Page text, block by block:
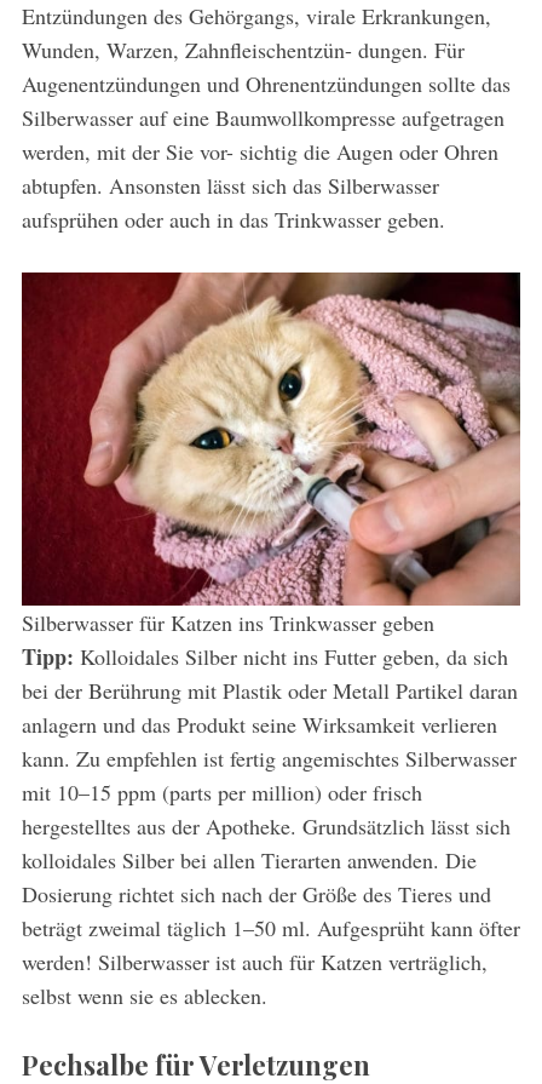
Entzündungen des Gehörgangs, virale Erkrankungen,
Wunden, Warzen, Zahnfleischentzün- dungen. Für
Augenentzündungen und Ohrenentzündungen sollte das
Silberwasser auf eine Baumwollkompresse aufgetragen
werden, mit der Sie vor- sichtig die Augen oder Ohren
abtupfen. Ansonsten lässt sich das Silberwasser
aufsprühen oder auch in das Trinkwasser geben.
Silberwasser für Katzen ins Trinkwasser geben
Tipp: Kolloidales Silber nicht ins Futter geben, da sich
bei der Berührung mit Plastik oder Metall Partikel daran
anlagern und das Produkt seine Wirksamkeit verlieren
kann. Zu empfehlen ist fertig angemischtes Silberwasser
mit 10–15 ppm (parts per million) oder frisch
hergestelltes aus der Apotheke. Grundsätzlich lässt sich
kolloidales Silber bei allen Tierarten anwenden. Die
Dosierung richtet sich nach der Größe des Tieres und
beträgt zweimal täglich 1–50 ml. Aufgesprüht kann öfter
werden! Silberwasser ist auch für Katzen verträglich,
selbst wenn sie es ablecken.
Pechsalbe für Verletzungen